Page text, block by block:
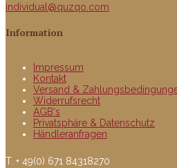
individual@quzqo.com
Information
Impressum
Kontakt
Versand &
Widerrufsrecht
AGB's
Privatsphäre & Datenschutz
Händleranfragen
T. + 49(0) 671 84318270